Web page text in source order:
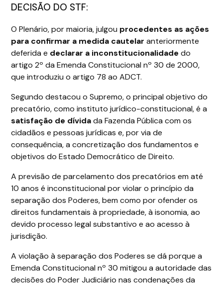
DECISÃO DO STF:
O Plenário, por maioria, julgou procedentes as ações
para confirmar a medida cautelar anteriormente
deferida e declarar a inconstitucionalidade do
artigo 2º da Emenda Constitucional nº 30 de 2000,
que introduziu o artigo 78 ao ADCT.
Segundo destacou o Supremo, o principal objetivo do
precatório, como instituto jurídico-constitucional, é a
satisfação de dívidada Fazenda Pública com os
cidadãos e pessoas jurídicas e, por via de
consequência, a concretização dos fundamentos e
objetivos do Estado Democrático de Direito.
A previsão de parcelamento dos precatórios em até
10 anos é inconstitucional por violar o princípio da
separação dos Poderes, bem como por ofender os
direitos fundamentais à propriedade, à isonomia, ao
devido processo legal substantivo e ao acesso à
jurisdição.
A violação à separação dos Poderes se dá porque a
Emenda Constitucional nº 30 mitigou a autoridade das
decisões do Poder Judiciário nas condenações da